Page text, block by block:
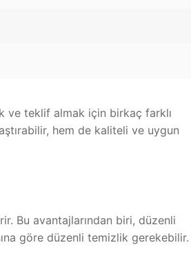
ve teklif almak için birkaç farklı
hem de kaliteli ve uygun
Bu avantajlarından biri, düzenli
göre düzenli temizlik gerekebilir.